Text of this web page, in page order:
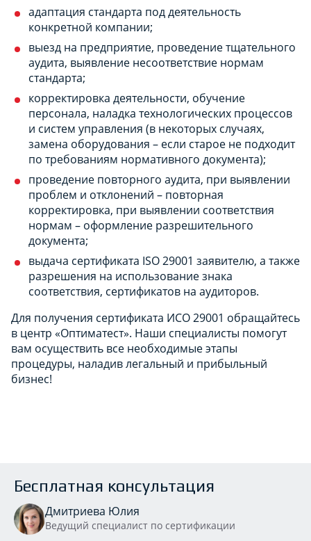
адаптация стандарта под деятельность
конкретной компании;
выезд на предприятие, проведение тщательного
аудита, выявление несоответствие нормам
стандарта;
корректировка деятельности, обучение
персонала, наладка технологических процессов
и систем управления (в некоторых случаях,
замена оборудования – если старое не подходит
по требованиям нормативного документа);
проведение повторного аудита, при выявлении
проблем и отклонений – повторная
корректировка, при выявлении соответствия
нормам – оформление разрешительного
документа;
выдача сертификата ISO 29001 заявителю, а также
разрешения на использование знака
соответствия, сертификатов на аудиторов.
Для получения сертификата ИСО 29001 обращайтесь
в центр «Оптиматест». Наши специалисты помогут
вам осуществить все необходимые этапы
процедуры, наладив легальный и прибыльный
бизнес!
Бесплатная консультация
Дмитриева Юлия
Ведущий специалист по сертификации